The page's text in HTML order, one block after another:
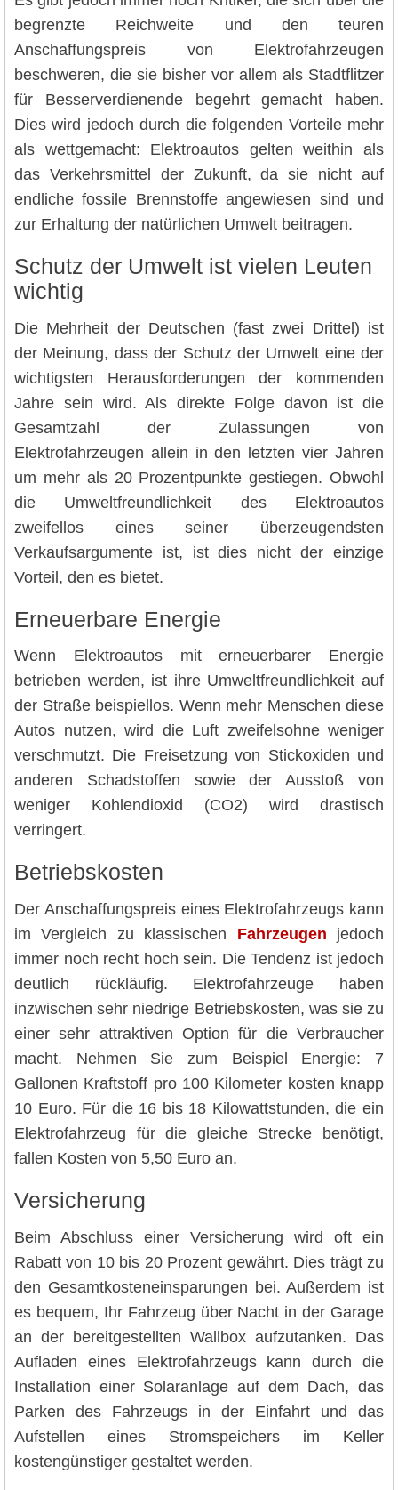
begrenzte Reichweite und den teuren
Anschaffungspreis von Elektrofahrzeugen
beschweren, die sie bisher vor allem als Stadtflitzer
für Besserverdienende begehrt gemacht haben.
Dies wird jedoch durch die folgenden Vorteile mehr
als wettgemacht: Elektroautos gelten weithin als
das Verkehrsmittel der Zukunft, da sie nicht auf
endliche fossile Brennstoffe angewiesen sind und
zur Erhaltung der natürlichen Umwelt beitragen.
Schutz der Umwelt ist vielen Leuten
wichtig
Die Mehrheit der Deutschen (fast zwei Drittel) ist
der Meinung, dass der Schutz der Umwelt eine der
wichtigsten Herausforderungen der kommenden
Jahre sein wird. Als direkte Folge davon ist die
Gesamtzahl der Zulassungen von
Elektrofahrzeugen allein in den letzten vier Jahren
um mehr als 20 Prozentpunkte gestiegen. Obwohl
die Umweltfreundlichkeit des Elektroautos
zweifellos eines seiner überzeugendsten
Verkaufsargumente ist, ist dies nicht der einzige
Vorteil, den es bietet.
Erneuerbare Energie
Wenn Elektroautos mit erneuerbarer Energie
betrieben werden, ist ihre Umweltfreundlichkeit auf
der Straße beispiellos. Wenn mehr Menschen diese
Autos nutzen, wird die Luft zweifelsohne weniger
verschmutzt. Die Freisetzung von Stickoxiden und
anderen Schadstoffen sowie der Ausstoß von
weniger Kohlendioxid (CO2) wird drastisch
verringert.
Betriebskosten
Der Anschaffungspreis eines Elektrofahrzeugs kann
im Vergleich zu klassischen Fahrzeugen jedoch
immer noch recht hoch sein. Die Tendenz ist jedoch
deutlich rückläufig. Elektrofahrzeuge haben
inzwischen sehr niedrige Betriebskosten, was sie zu
einer sehr attraktiven Option für die Verbraucher
macht. Nehmen Sie zum Beispiel Energie: 7
Gallonen Kraftstoff pro 100 Kilometer kosten knapp
10 Euro. Für die 16 bis 18 Kilowattstunden, die ein
Elektrofahrzeug für die gleiche Strecke benötigt,
fallen Kosten von 5,50 Euro an.
Versicherung
Beim Abschluss einer Versicherung wird oft ein
Rabatt von 10 bis 20 Prozent gewährt. Dies trägt zu
den Gesamtkosteneinsparungen bei. Außerdem ist
es bequem, Ihr Fahrzeug über Nacht in der Garage
an der bereitgestellten Wallbox aufzutanken. Das
Aufladen eines Elektrofahrzeugs kann durch die
Installation einer Solaranlage auf dem Dach, das
Parken des Fahrzeugs in der Einfahrt und das
Aufstellen eines Stromspeichers im Keller
kostengünstiger gestaltet werden.